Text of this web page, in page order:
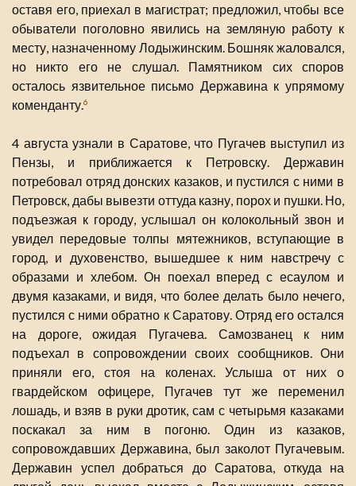
оставя его, приехал в магистрат; предложил, чтобы все
обыватели поголовно явились на земляную работу к
месту, назначенному Лодыжинским. Бошняк жаловался,
но никто его не слушал. Памятником сих споров
осталось язвительное письмо Державина к упрямому
коменданту.6
4 августа узнали в Саратове, что Пугачев выступил из
Пензы, и приближается к Петровску. Державин
потребовал отряд донских казаков, и пустился с ними в
Петровск, дабы вывезти оттуда казну, порох и пушки. Но,
подъезжая к городу, услышал он колокольный звон и
увидел передовые толпы мятежников, вступающие в
город, и духовенство, вышедшее к ним навстречу с
образами и хлебом. Он поехал вперед с есаулом и
двумя казаками, и видя, что более делать было нечего,
пустился с ними обратно к Саратову. Отряд его остался
на дороге, ожидая Пугачева. Самозванец к ним
подъехал в сопровождении своих сообщников. Они
приняли его, стоя на коленах. Услыша от них о
гвардейском офицере, Пугачев тут же переменил
лошадь, и взяв в руки дротик, сам с четырьмя казаками
поскакал за ним в погоню. Один из казаков,
сопровождавших Державина, был заколот Пугачевым.
Державин успел добраться до Саратова, откуда на